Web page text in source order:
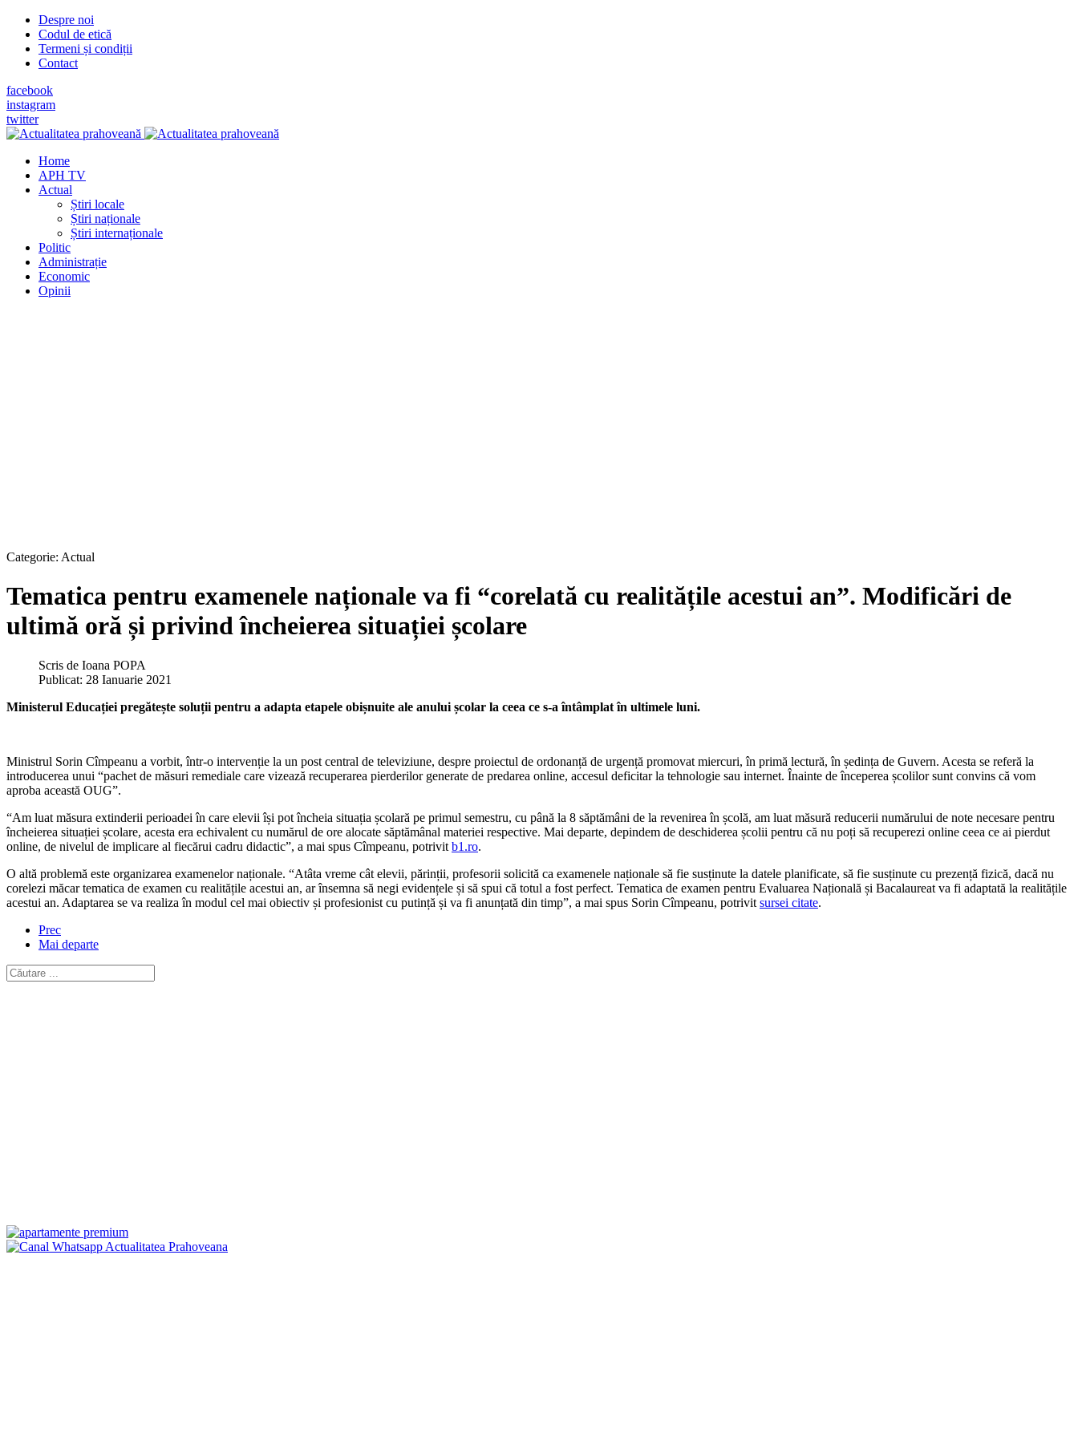
Despre noi
Codul de etică
Termeni și condiții
Contact
facebook
instagram
twitter
Home
APH TV
Actual
Știri locale
Știri naționale
Știri internaționale
Politic
Administrație
Economic
Opinii
Categorie: Actual
Tematica pentru examenele naționale va fi “corelată cu realitățile acestui an”. Modificări de
ultimă oră și privind încheierea situației școlare
Scris de Ioana POPA
Publicat: 28 Ianuarie 2021
Ministerul Educației pregătește soluții pentru a adapta etapele obișnuite ale anului școlar la ceea ce s-a întâmplat în ultimele luni.
Ministrul Sorin Cîmpeanu a vorbit, într-o intervenție la un post central de televiziune, despre proiectul de ordonanță de urgență promovat miercuri, în primă lectură, în ședința de Guvern. Acesta se referă la
introducerea unui “pachet de măsuri remediale care vizează recuperarea pierderilor generate de predarea online, accesul deficitar la tehnologie sau internet. Înainte de începerea școlilor sunt convins că vom
aproba această OUG”.
“Am luat măsura extinderii perioadei în care elevii își pot încheia situația școlară pe primul semestru, cu până la 8 săptămâni de la revenirea în școlă, am luat măsură reducerii numărului de note necesare pentru
încheierea situației școlare, acesta era echivalent cu numărul de ore alocate săptămânal materiei respective. Mai departe, depindem de deschiderea școlii pentru că nu poți să recuperezi online ceea ce ai pierdut
online, de nivelul de implicare al fiecărui cadru didactic”, a mai spus Cîmpeanu, potrivit b1.ro.
O altă problemă este organizarea examenelor naționale. “Atâta vreme cât elevii, părinții, profesorii solicită ca examenele naționale să fie susținute la datele planificate, să fie susținute cu prezență fizică, dacă nu
corelezi măcar tematica de examen cu realitățile acestui an, ar însemna să negi evidențele și să spui că totul a fost perfect. Tematica de examen pentru Evaluarea Națională și Bacalaureat va fi adaptată la realitățile
acestui an. Adaptarea se va realiza în modul cel mai obiectiv și profesionist cu putință și va fi anunțată din timp”, a mai spus Sorin Cîmpeanu, potrivit sursei citate.
Prec
Mai departe